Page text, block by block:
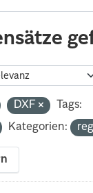
DXF
Tags:
Kategorien: